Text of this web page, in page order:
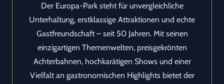
Der Europa-Park steht für unvergleichliche
Unterhaltung, erstklassige Attraktionen und echte
Gastfreundschaft – seit 50 Jahren. Mit seinen
einzigartigen Themenwelten, preisgekrönten
Achterbahnen, hochkarätigen Shows und einer
Vielfalt an gastronomischen Highlights bietet der